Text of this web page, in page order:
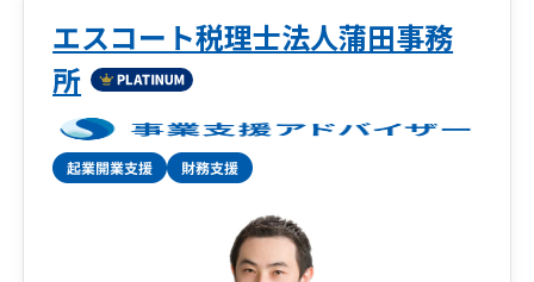
エスコート税理士法人蒲田事務
所